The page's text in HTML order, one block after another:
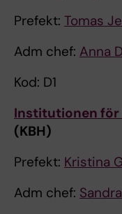
Prefekt: Tomas
Adm chef: Anna
Kod: D1
Institutionen för
(KBH)
Prefekt: Kristina
Adm chef: